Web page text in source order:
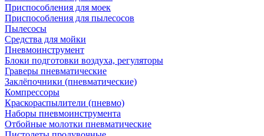
Приспособления для моек
Приспособления для пылесосов
Пылесосы
Средства для мойки
Пневмоинструмент
Блоки подготовки воздуха, регуляторы
Граверы пневматические
Заклёпочники (пневматические)
Компрессоры
Краскораспылители (пневмо)
Наборы пневмоинструмента
Отбойные молотки пневматические